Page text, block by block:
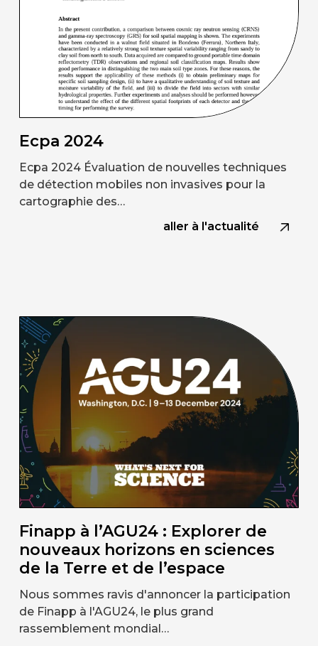
Ecpa 2024
Ecpa 2024 Évaluation de nouvelles techniques
de détection mobiles non invasives pour la
cartographie des…
aller à l'actualité
Finapp à l’AGU24 : Explorer de
nouveaux horizons en sciences
de la Terre et de l’espace
Nous sommes ravis d'annoncer la participation
de Finapp à l'AGU24, le plus grand
rassemblement mondial…